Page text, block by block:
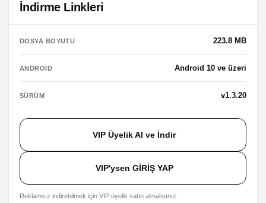
İndirme Linkleri
DOSYA BOYUTU 223.8 MB
ANDROID Android 10 ve üzeri
SÜRÜM v1.3.20
VIP Üyelik Al ve İndir
VIP'ysen GİRİŞ YAP
Reklamsız indirebilmek için VIP üyelik satın almalısınız.